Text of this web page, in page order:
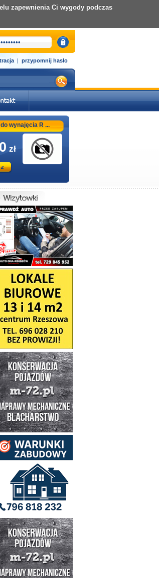
| przypomnij hasło
wynajęcia R ...
zł
zapewnienia Ci wygody podczas